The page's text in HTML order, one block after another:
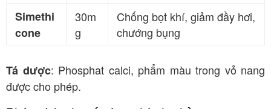
Simethi
cone
30m
g
Chống bọt khí, giảm đầy hơi,
chướng bụng
Tá dược: Phosphat calci, phẩm màu trong vỏ nang
được cho phép.